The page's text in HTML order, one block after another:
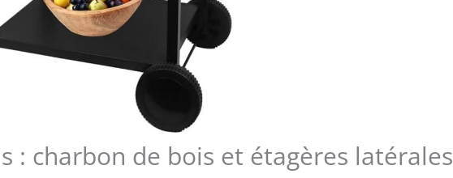
: charbon de bois et étagères latérales